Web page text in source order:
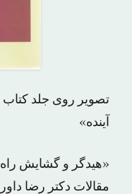
تصویر روی جلد
آینده»
«هیدگر و گشایش راه
مقالات دکتر رضا